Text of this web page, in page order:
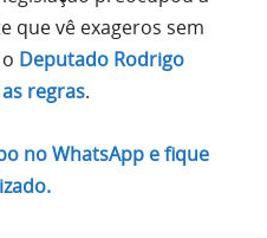
que vê exageros sem
Deputado Rodrigo
regras.
no WhatsApp e fique